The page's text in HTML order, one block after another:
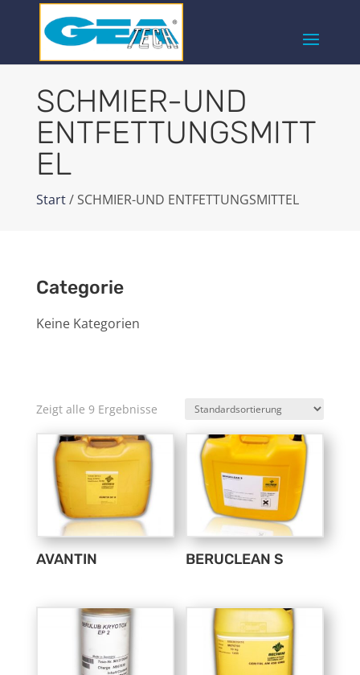
SCHMIER-UND
ENTFETTUNGSMITT
EL
Start/ SCHMIER-UND ENTFETTUNGSMITTEL
Categorie
Keine Kategorien
Zeigt alle 9 Ergebnisse
AVANTIN BERUCLEAN S